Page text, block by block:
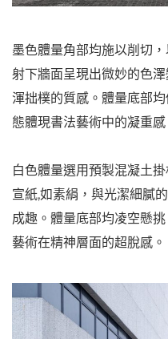
墨色體量角部均施以削切
射下牆面呈現出微妙的色
渾拙樸的質感。體量底部
態體現書法藝術中的凝重感
白色體量選用預製混凝土
宣紙,如素絹，與光潔細膩
成趣。體量底部均凌空懸
藝術在精神層面的超脫感。